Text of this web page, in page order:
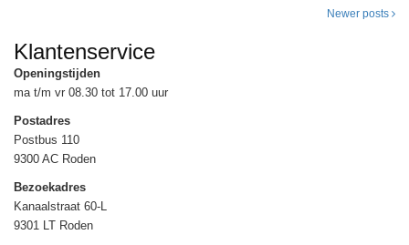
navigation
Newer posts
Klantenservice
Openingstijden
ma t/m vr 08.30 tot 17.00 uur
Postadres
Postbus 110
9300 AC Roden
Bezoekadres
Kanaalstraat 60-L
9301 LT Roden